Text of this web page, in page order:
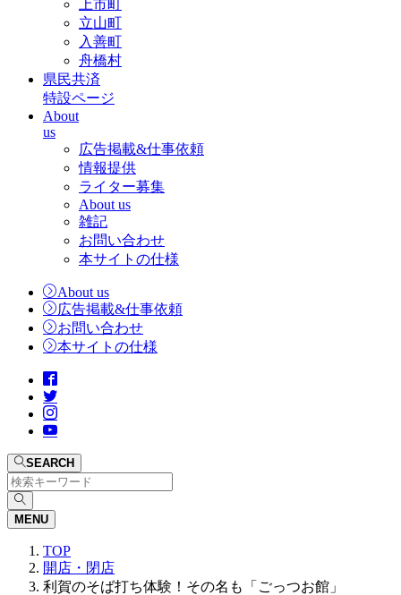
上市町
立山町
入善町
舟橋村
県民共済
特設ページ
About
us
広告掲載&仕事依頼
情報提供
ライター募集
About us
雑記
お問い合わせ
本サイトの仕様
About us
広告掲載&仕事依頼
お問い合わせ
本サイトの仕様
SEARCH
MENU
TOP
開店・閉店
利賀のそば打ち体験！その名も「ごっつお館」